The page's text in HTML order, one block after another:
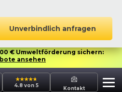
Unverbindlich anfragen
€ Umweltförderung sichern:
ansehen
4.8 von 5 Kontakt